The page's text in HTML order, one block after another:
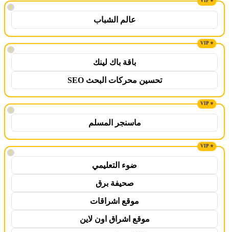
!
عالم الشباب
!
باقة باك لينك
تحسين محركات البحث SEO
!
ماسنجر المسلم
!
ضوء التعليمي
صحيفة برق
موقع اشراقات
موقع اشراق اون لاين